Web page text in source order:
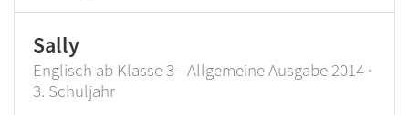
Sally
Englisch ab Klasse 3 - Allgemeine Ausgabe 2014 ·
3. Schuljahr